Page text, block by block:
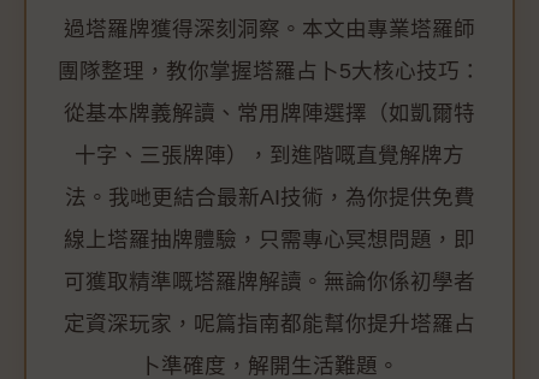
過塔羅牌獲得深刻洞察。本文由專業塔羅師
團隊整理，教你掌握塔羅占卜5大核心技巧：
從基本牌義解讀、常用牌陣選擇（如凱爾特
十字、三張牌陣），到進階嘅直覺解牌方
法。我哋更結合最新AI技術，為你提供免費
線上塔羅抽牌體驗，只需專心冥想問題，即
可獲取精準嘅塔羅牌解讀。無論你係初學者
定資深玩家，呢篇指南都能幫你提升塔羅占
卜準確度，解開生活難題。